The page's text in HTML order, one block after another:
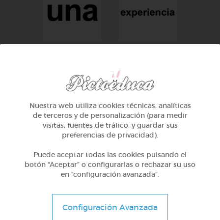
TAMBIÉN TE PUEDE INTERESAR
Nuestra web utiliza cookies técnicas, analíticas
de terceros y de personalización (para medir
visitas, fuentes de tráfico, y guardar sus
preferencias de privacidad).
Puede aceptar todas las cookies pulsando el
botón “Aceptar” o configurarlas o rechazar su uso
en “configuración avanzada”.
Configuración Avanzada